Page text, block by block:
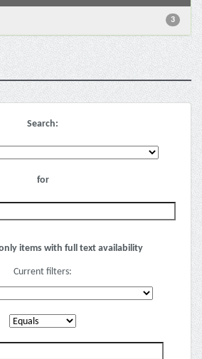
3
Search:
for
items with full text availability
Current filters: